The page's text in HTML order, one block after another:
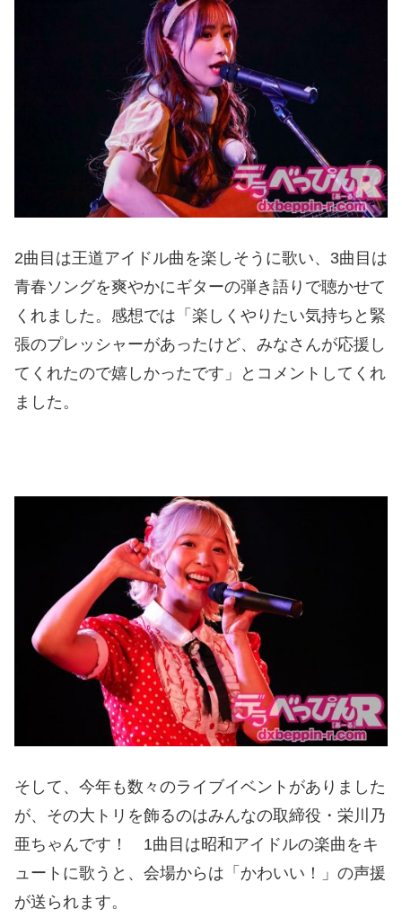
2曲目は王道アイドル曲を楽しそうに歌い、3曲目は
青春ソングを爽やかにギターの弾き語りで聴かせて
くれました。感想では「楽しくやりたい気持ちと緊
張のプレッシャーがあったけど、みなさんが応援し
てくれたので嬉しかったです」とコメントしてくれ
ました。
そして、今年も数々のライブイベントがありました
が、その大トリを飾るのはみんなの取締役・栄川乃
亜ちゃんです！ 1曲目は昭和アイドルの楽曲をキ
ュートに歌うと、会場からは「かわいい！」の声援
が送られます。